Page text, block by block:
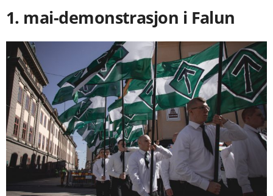
1. mai-demonstrasjon i Falun